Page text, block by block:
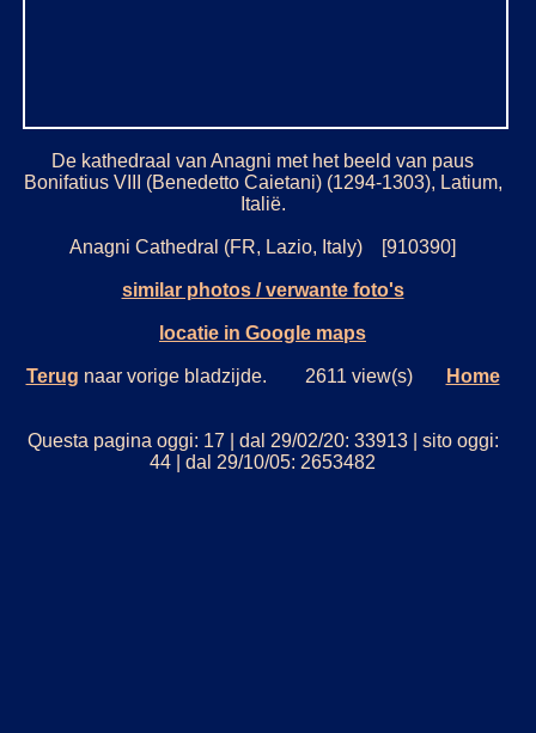
De kathedraal van Anagni met het beeld van paus
Bonifatius VIII (Benedetto Caietani) (1294-1303), Latium,
Italië.
Anagni Cathedral (FR, Lazio, Italy) [910390]
similar photos / verwante foto's
locatie in Google maps
Terug naar vorige bladzijde. 2611 view(s) Home
Questa pagina oggi: 17 | dal 29/02/20: 33913 | sito oggi:
44 | dal 29/10/05: 2653482